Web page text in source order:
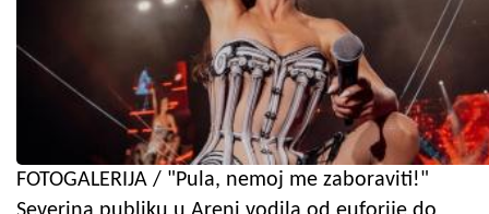
FOTOGALERIJA / "Pula, nemoj me zaboraviti!"